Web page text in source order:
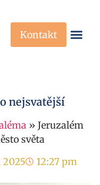
Kontakt
nejsvatější
» Jeruzalém
světa
2025
12:27 pm